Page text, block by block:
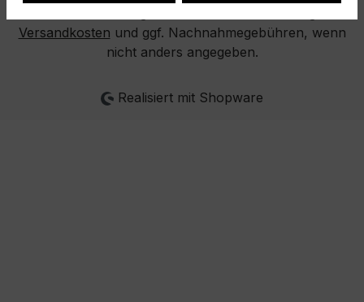
Versandkosten und ggf. Nachnahmegebühren, wenn
nicht anders angegeben.
Realisiert mit Shopware